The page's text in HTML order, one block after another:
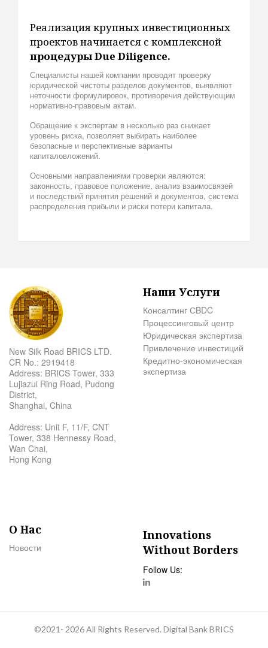
Реализация крупных инвестиционных
проектов начинается с комплексной
процедуры Due Diligence.
Специалисты нашей компании проводят проверку
юридической чистоты разделов документов, выявляют
неточности формулировок, противоречия действующим
нормативно-правовым актам.
Обращение к экспертам в несколько раз снижает
уровень риска, позволяет выбирать наиболее
безопасные и перспективные варианты
капиталовложений.
Основными направлениями проверки являются:
законность, правовое положение, анализ взаимосвязей
и последствий принятия решений и документов, система
распределения прибыли и риски потери капитала.
New Silk Road BRICS LTD.
CR No.: 2919418
Address: BRICS Tower, 333
Lujiazui Ring Road, Pudong
District,
Shanghai, China
Address: Unit F, 11/F, CNT
Tower, 338 Hennessy Road,
Wan Chai,
Hong Kong
Наши Услуги
Консалтинг СBDC
Процессинговый центр
Юридическая экспертиза
Привлечение инвестиций
Кредитно-экономическая
экспертиза
О Нас
Новости
Innovations
Without Borders
Follow Us:
©2021- 2026 All Rights Reserved. Digital Bank BRICS